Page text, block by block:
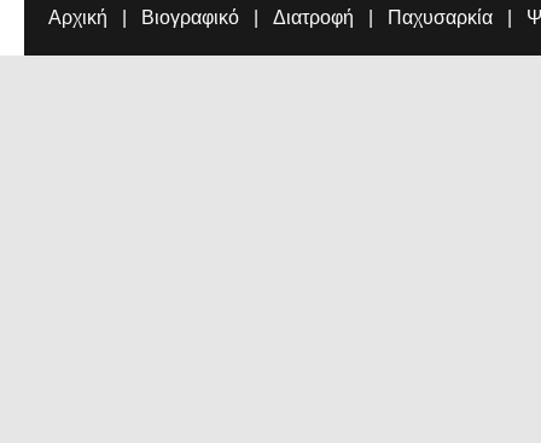
Αρχική Βιογραφικό Διατροφή Παχυσαρκία